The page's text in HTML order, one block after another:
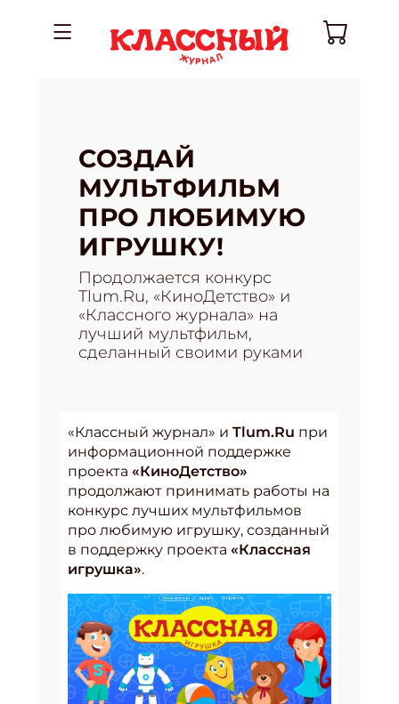
СОЗДАЙ
МУЛЬТФИЛЬМ
ПРО ЛЮБИМУЮ
ИГРУШКУ!
Продолжается конкурс
Tlum.Ru, «КиноДетство» и
«Классного журнала» на
лучший мультфильм,
сделанный своими руками
«Классный журнал» и Tlum.Ru при
информационной поддержке
проекта «КиноДетство»
продолжают принимать работы на
конкурс лучших мультфильмов
про любимую игрушку, созданный
в поддержку проекта «Классная
игрушка».